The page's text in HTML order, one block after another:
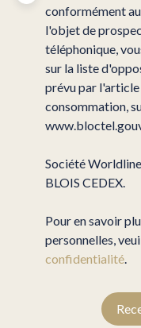
conformément
l'objet de
téléphonique,
sur la liste
prévu par
consommation,
Société
BLOIS CEDEX.
Pour en savoir
personnelles,
confidentialité.